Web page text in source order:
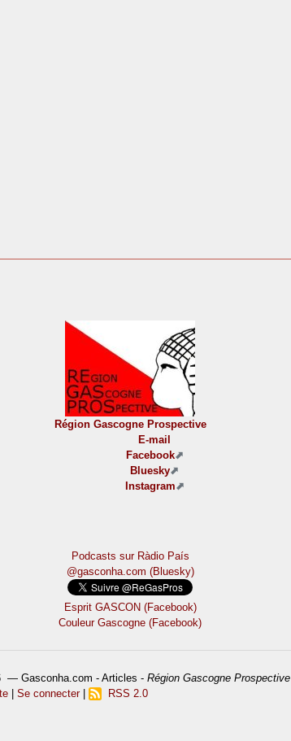
Région Gascogne Prospective
E-mail
Facebook
Bluesky
Instagram
Podcasts sur Ràdio País
@gasconha.com (Bluesky)
Esprit GASCON (Facebook)
Couleur Gascogne (Facebook)
— Gasconha.com - Articles - Région Gascogne Prospective
Se connecter| RSS 2.0